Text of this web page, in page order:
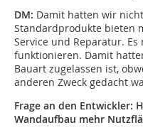
DM: Damit hatten wir
Standardprodukte bieten
Service und Reparatur.
funktionieren. Damit
Bauart zugelassen ist,
anderen Zweck gedacht
Frage an den Entwickler:
Wandaufbau mehr